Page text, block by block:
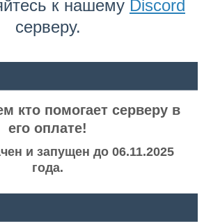
к нашему Discord
серверу.
кто помогает серверу в
его оплате!
и запущен до 06.11.2025
года.